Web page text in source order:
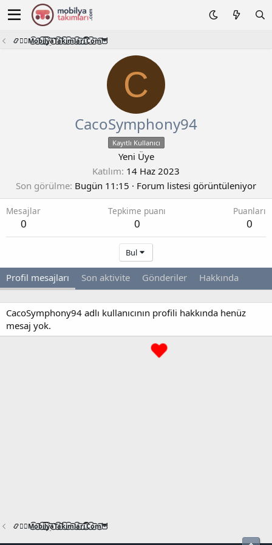
📿🧙‍♂️M͜͡o͜͡b͜͡i͜͡l͜͡y͜͡a͜͡T͜͡a͜͡k͜͡i͜͡m͜͡l͜͡a͜͡r͜͡i͜͡.͜͡C͜͡o͜͡m͜͡🦉
C
CacoSymphony94
Kayıtlı Kullanıcı
Yeni Üye
Katılım 14 Haz 2023
Son görülme Bugün 11:15 · Forum listesi görüntüleniyor
Mesajlar
0
Tepkime puanı
0
Puanları
0
Bul
Profil mesajları Son aktivite Gönderiler Hakkında
CacoSymphony94 adlı kullanıcının profili hakkında henüz
mesaj yok.
📿🧙‍♂️M͜͡o͜͡b͜͡i͜͡l͜͡y͜͡a͜͡T͜͡a͜͡k͜͡i͜͡m͜͡l͜͡a͜͡r͜͡i͜͡.͜͡C͜͡o͜͡m͜͡🦉